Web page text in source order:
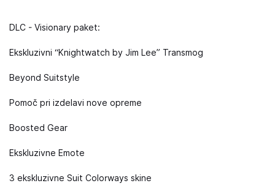
DLC - Visionary paket:
Ekskluzivni “Knightwatch by Jim Lee” Transmog
Beyond Suitstyle
Pomoč pri izdelavi nove opreme
Boosted Gear
Ekskluzivne Emote
3 ekskluzivne Suit Colorways skine